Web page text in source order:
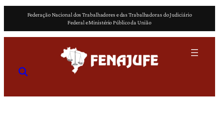
o
Federação Nacional dos Trabalhadores e das Trabalhadoras do Judiciário
Federal e Ministério Público da União